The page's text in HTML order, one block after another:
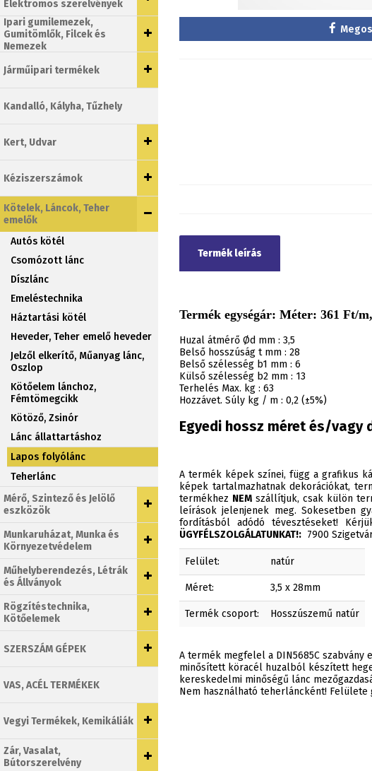
Elektromos szerelvények
Ipari gumilemezek,
Gumitömlők, Filcek és
Nemezek
Járműipari termékek
Kandalló, Kályha, Tűzhely
Kert, Udvar
Kéziszerszámok
Kötelek, Láncok, Teher
emelők
Autós kötél
Csomózott lánc
Díszlánc
Emeléstechnika
Háztartási kötél
Heveder, Teher emelő heveder
Jelzől elkerítő, Műanyag lánc,
Oszlop
Kötőelem lánchoz,
Fémtömegcikk
Kötöző, Zsinór
Lánc állattartáshoz
Lapos folyólánc
Teherlánc
Mérő, Szintező és Jelölő
eszközök
Munkaruházat, Munka és
Környezetvédelem
Műhelyberendezés, Létrák
és Állványok
Rögzítéstechnika,
Kötőelemek
SZERSZÁM GÉPEK
VAS, ACÉL TERMÉKEK
Vegyi Termékek, Kemikáliák
Zár, Vasalat,
Bútorszerelvény
Termék leírás
Termék egységár: Méter: 361 Ft/
Huzal átmérő Ød mm : 3,5
Belső hosszúság t mm : 28
Belső szélesség b1 mm : 6
Külső szélesség b2 mm : 13
Terhelés Max. kg : 63
Hozzávet. Súly kg / m : 0,2 (±5%)
Egyedi hossz méret és/
A termék képek színei, függ a grafikus
képek tartalmazhatnak dekorációkat,
termékhez NEM szállítjuk, csak külön
leírások jelenjenek meg. Sokesetben
fordításból adódó tévesztéseket!
ÜGYFÉLSZOLGÁLATUNKAT!: 7900
Felület: natúr
Méret: 3,5 x 28mm
Termék csoport: Hosszúszemű natúr
A termék megfelel a DIN5685C szabvány
minősített köracél huzalból készített
kereskedelmi minőségű lánc
Nem használható teherláncként! Felülete